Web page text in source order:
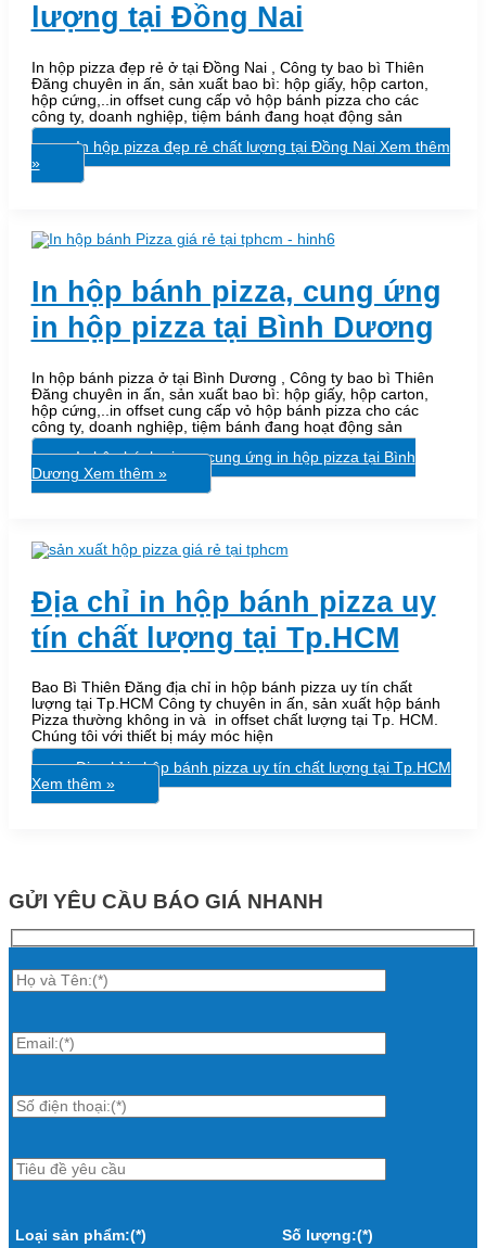
lượng tại Đồng Nai
In hộp pizza đẹp rẻ ở tại Đồng Nai , Công ty bao bì Thiên
Đăng chuyên in ấn, sản xuất bao bì: hộp giấy, hộp carton,
hộp cứng,..in offset cung cấp vỏ hộp bánh pizza cho các
công ty, doanh nghiệp, tiệm bánh đang hoạt động sản
In hộp pizza đẹp rẻ chất lượng tại Đồng NaiXem thêm
»
In hộp bánh pizza, cung ứng
in hộp pizza tại Bình Dương
In hộp bánh pizza ở tại Bình Dương , Công ty bao bì Thiên
Đăng chuyên in ấn, sản xuất bao bì: hộp giấy, hộp carton,
hộp cứng,..in offset cung cấp vỏ hộp bánh pizza cho các
công ty, doanh nghiệp, tiệm bánh đang hoạt động sản
In hộp bánh pizza, cung ứng in hộp pizza tại Bình
Dương Xem thêm »
Địa chỉ in hộp bánh pizza uy
tín chất lượng tại Tp.HCM
Bao Bì Thiên Đăng địa chỉ in hộp bánh pizza uy tín chất
lượng tại Tp.HCM Công ty chuyên in ấn, sản xuất hộp bánh
Pizza thường không in và in offset chất lượng tại Tp. HCM.
Chúng tôi với thiết bị máy móc hiện
Địa chỉ in hộp bánh pizza uy tín chất lượng tại Tp.HCM
Xem thêm »
GỬI YÊU CẦU BÁO GIÁ NHANH
Loại sản phẩm:(*) Số lượng:(*)